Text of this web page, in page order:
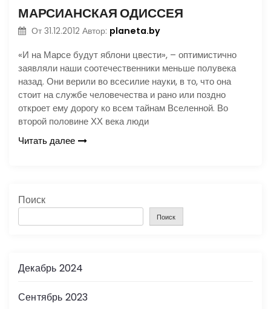
МАРСИАНСКАЯ ОДИССЕЯ
От 31.12.2012 Автор: planeta.by
«И на Марсе будут яблони цвести», – оптимистично
заявляли наши соотечественники меньше полувека
назад. Они верили во всесилие науки, в то, что она
стоит на службе человечества и рано или поздно
откроет ему дорогу ко всем тайнам Вселенной. Во
второй половине ХХ века люди
Читать далее
Поиск
Поиск
Декабрь 2024
Сентябрь 2023